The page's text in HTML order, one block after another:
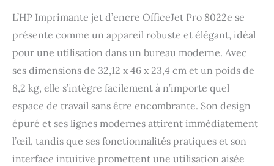
L’HP Imprimante jet d’encre OfficeJet Pro 8022e se
présente comme un appareil robuste et élégant, idéal
pour une utilisation dans un bureau moderne. Avec
ses dimensions de 32,12 x 46 x 23,4 cm et un poids de
8,2 kg, elle s’intègre facilement à n’importe quel
espace de travail sans être encombrante. Son design
épuré et ses lignes modernes attirent immédiatement
l’œil, tandis que ses fonctionnalités pratiques et son
interface intuitive promettent une utilisation aisée